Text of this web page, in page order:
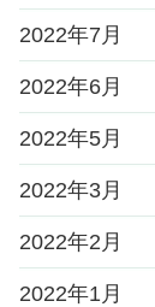
2022年7月
2022年6月
2022年5月
2022年3月
2022年2月
2022年1月